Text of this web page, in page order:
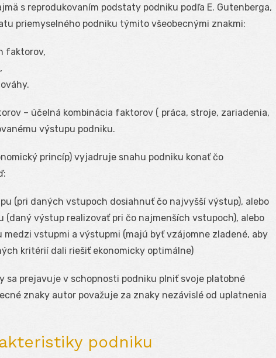
s reprodukovaním podstaty podniku podľa E. Gutenberga,
priemyselného podniku týmito všeobecnými znakmi:
faktorov,
– účelná kombinácia faktorov ( práca, stroje, zariadenia,
výstupu podniku.
princíp) vyjadruje snahu podniku konať čo
(pri daných vstupoch dosiahnuť čo najvyšší výstup), alebo
(daný výstup realizovať pri čo najmenších vstupoch), alebo
vstupmi a výstupmi (majú byť vzájomne zladené, aby
kritérií dali riešiť ekonomicky optimálne)
sa prejavuje v schopnosti podniku plniť svoje platobné
znaky autor považuje za znaky nezávislé od uplatnenia
podniku